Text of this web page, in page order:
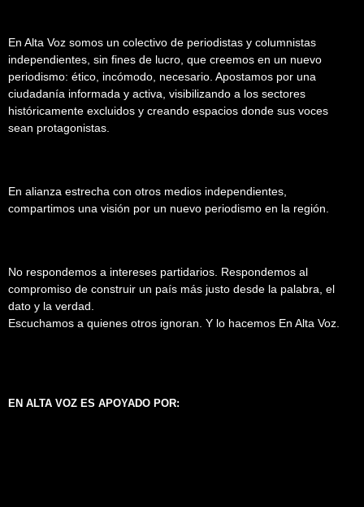
En Alta Voz somos un colectivo de periodistas y columnistas
independientes, sin fines de lucro, que creemos en un nuevo
periodismo: ético, incómodo, necesario. Apostamos por una
ciudadanía informada y activa, visibilizando a los sectores
históricamente excluidos y creando espacios donde sus voces
sean protagonistas.
En alianza estrecha con otros medios independientes,
compartimos una visión por un nuevo periodismo en la región.
No respondemos a intereses partidarios. Respondemos al
compromiso de construir un país más justo desde la palabra, el
dato y la verdad.
Escuchamos a quienes otros ignoran. Y lo hacemos En Alta Voz.
EN ALTA VOZ ES APOYADO POR: